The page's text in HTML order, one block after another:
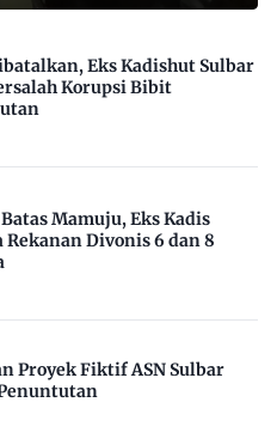
Eks Kadishut Sulbar
Korupsi Bibit
Mamuju, Eks Kadis
Rekanan Divonis 6 dan 8
Proyek Fiktif ASN Sulbar